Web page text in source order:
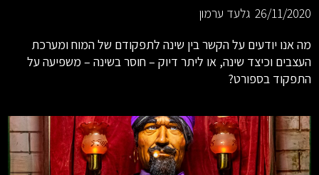
26/11/2020 גלעד ערמון
מה אנו יודעים על הקשר בין שינה לתפקודם של המוח ומערכת
העצבים וכיצד שינה, או ליתר דיוק – חוסר בשינה – משפיעה על
התפקוד בספורט?